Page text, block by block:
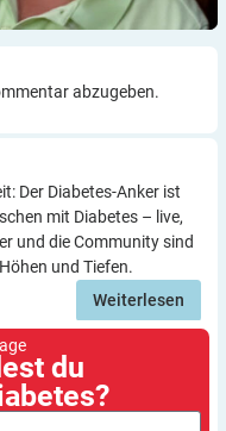
abzugeben.
Der Diabetes-Anker ist
mit Diabetes – live,
und die Community sind
und Tiefen.
Weiterlesen
du